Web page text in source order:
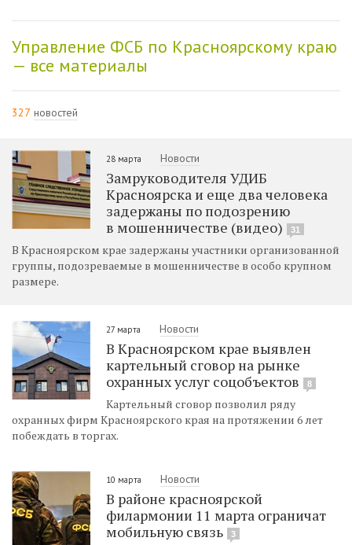
Управление ФСБ по Красноярскому краю
— все материалы
327 новостей
28 марта Новости
Замруководителя УДИБ
Красноярска и еще два человека
задержаны по подозрению
в мошенничестве (видео)
31
В Красноярском крае задержаны участники организованной
группы, подозреваемые в мошенничестве в особо крупном
размере.
27 марта Новости
В Красноярском крае выявлен
картельный сговор на рынке
охранных услуг соцобъектов
8
Картельный сговор позволил ряду
охранных фирм Красноярского края на протяжении 6 лет
побеждать в торгах.
10 марта Новости
В районе красноярской
филармонии 11 марта ограничат
мобильную связь
3